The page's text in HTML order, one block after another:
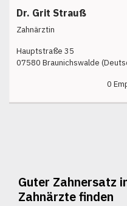
Dr. Grit Strauß
Zahnärztin
Hauptstraße 35
07580 Braunichswalde
0
Guter Zahnersatz
Zahnärzte finden